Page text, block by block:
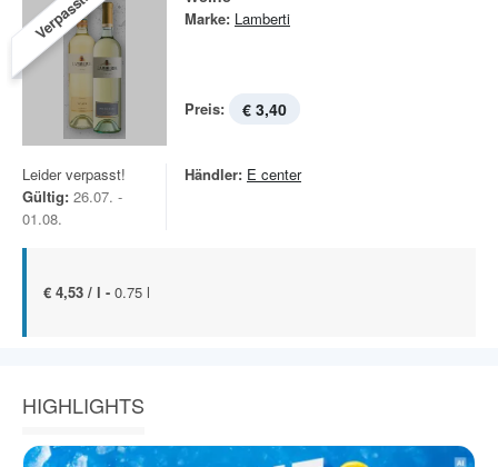
Verpasst! Marke: Lamberti
Preis: € 3,40
Leider verpasst!
Gültig: 26.07. -
01.08.
Händler: E center
€ 4,53 / l - 0.75 l
HIGHLIGHTS